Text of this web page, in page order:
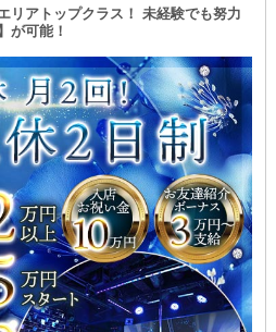
リアトップクラス！ 未経験でも努力
が可能！